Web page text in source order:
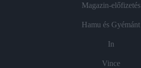
Magazin-előfizetés
Hamu és Gyémánt
In
Vince